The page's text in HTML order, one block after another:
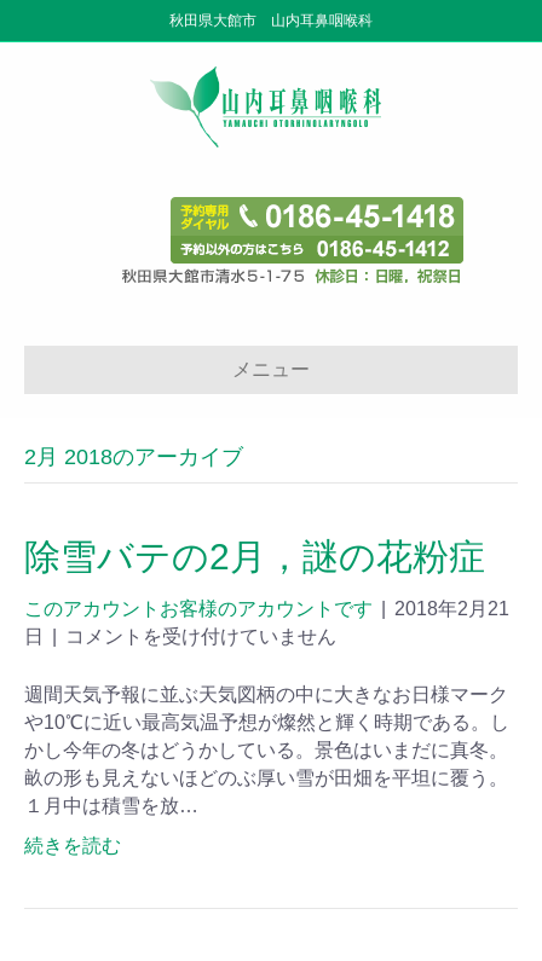
秋田県大館市 山内耳鼻咽喉科
メニュー
2月 2018のアーカイブ
除雪バテの2月，謎の花粉症
このアカウントお客様のアカウントです
2018年2月21
日
コメントを受け付けていません
週間天気予報に並ぶ天気図柄の中に大きなお日様マーク
や10℃に近い最高気温予想が燦然と輝く時期である。し
かし今年の冬はどうかしている。景色はいまだに真冬。
畝の形も見えないほどのぶ厚い雪が田畑を平坦に覆う。
１月中は積雪を放…
続きを読む